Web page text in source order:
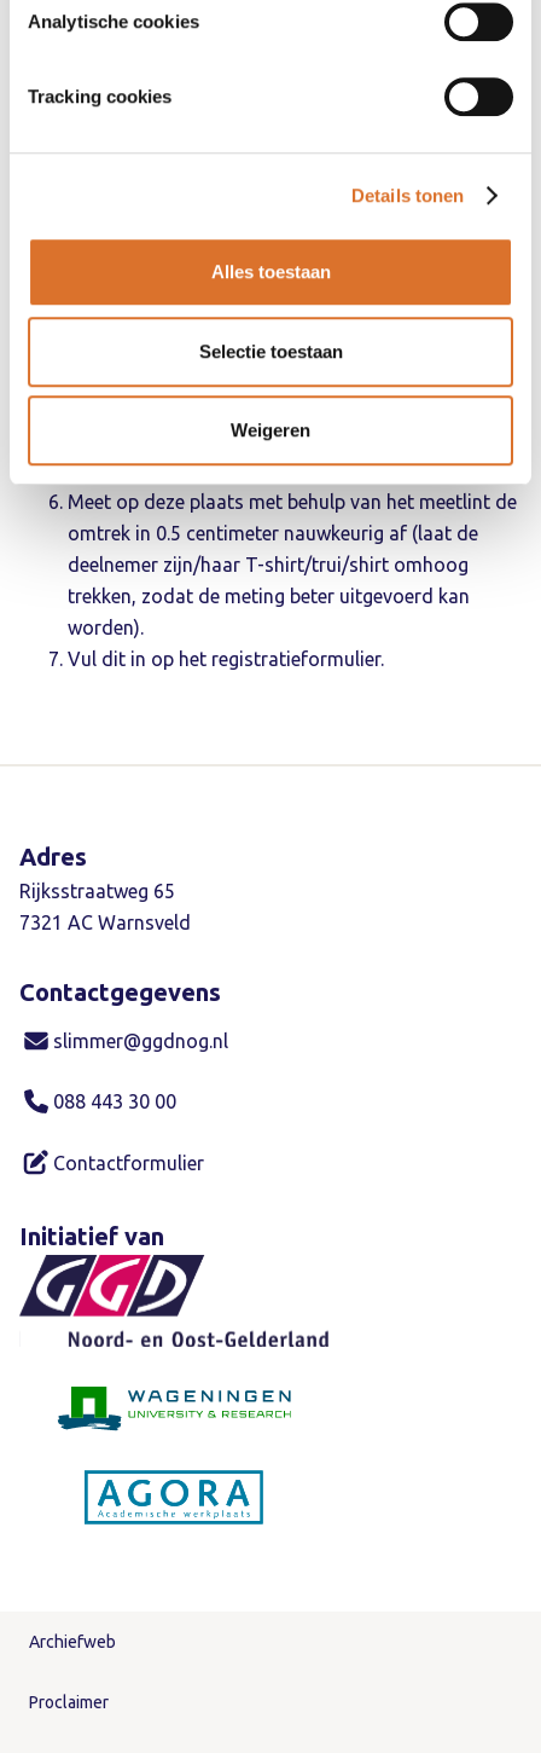
Analytische cookies
Tracking cookies
Details tonen
Alles toestaan
Selectie toestaan
Weigeren
Middelomtrek:
het meten van de middelomtrek de bovenkleding
bovenkleding uit te doen.
Vertel de deelnemer dat hij/zij de buik niet moet
en zo te blijven staan (adem niet inhouden maar
ontspannen staan).
Bepaal de onderkant van de onderste ribbenboog.
niet makkelijk te voelen zijn.
Bepaal het midden van deze twee punten.
Meet op deze plaats met behulp van het meetlint de
omtrek in 0.5 centimeter nauwkeurig af (laat de
deelnemer zijn/haar T-shirt/trui/shirt omhoog
trekken, zodat de meting beter uitgevoerd kan
worden).
Vul dit in op het registratieformulier.
Adres
Rijksstraatweg 65
7321 AC Warnsveld
Contactgegevens
slimmer@ggdnog.nl
088 443 30 00
Contactformulier
Initiatief van
Archiefweb
Proclaimer